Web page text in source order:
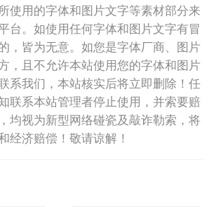
使用的字体和图片文字等素材部分来
台。如使用任何字体和图片文字有冒
，皆为无意。如您是字体厂商、图片
，且不允许本站使用您的字体和图片
系我们，本站核实后将立即删除！任
联系本站管理者停止使用，并索要赔
均视为新型网络碰瓷及敲诈勒索，将
经济赔偿！敬请谅解！